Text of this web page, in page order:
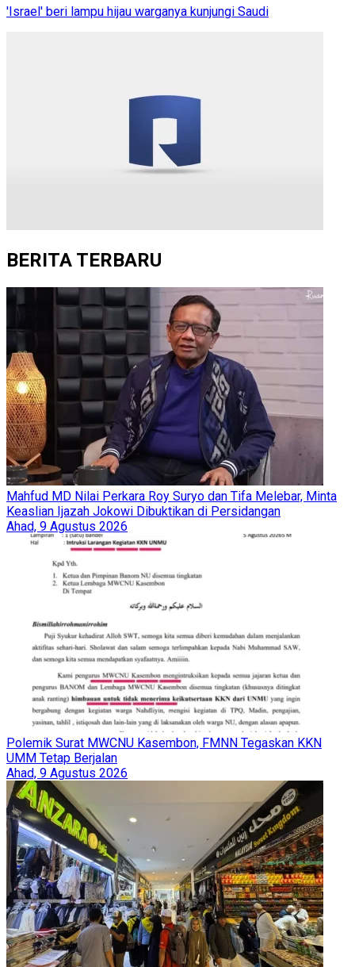
'Israel' beri lampu hijau warganya kunjungi Saudi
BERITA TERBARU
Mahfud MD Nilai Perkara Roy Suryo dan Tifa Melebar, Minta
Keaslian Ijazah Jokowi Dibuktikan di Persidangan
Ahad, 9 Agustus 2026
Polemik Surat MWCNU Kasembon, FMNN Tegaskan KKN
UMM Tetap Berjalan
Ahad, 9 Agustus 2026